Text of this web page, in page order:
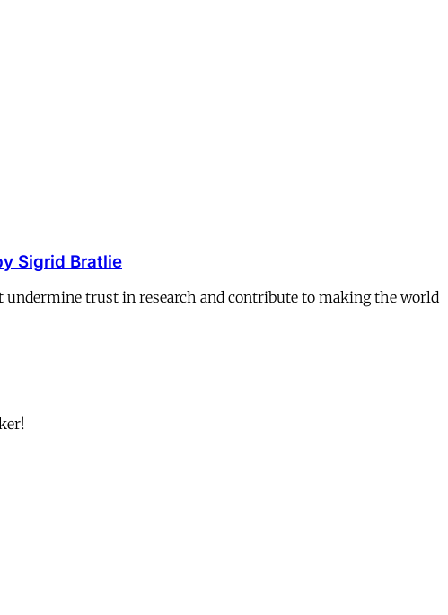
Sigrid Bratlie
trust in research and contribute to making the world